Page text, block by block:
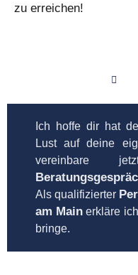
zu erreichen!
Ich hoffe dir hat
Lust auf deine
vereinbare
Als qualifizierter
am Main erkläre
bringe.